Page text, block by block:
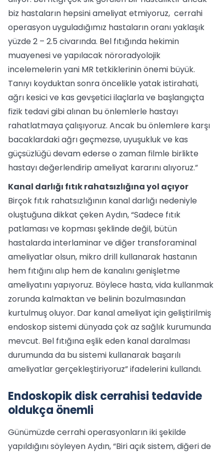
biz hastaların hepsini ameliyat etmiyoruz, cerrahi
operasyon uyguladığımız hastaların oranı yaklaşık
yüzde 2 – 2.5 civarında. Bel fıtığında hekimin
muayenesi ve yapılacak nöroradyolojik
incelemelerin yani MR tetkiklerinin önemi büyük.
Tanıyı koyduktan sonra öncelikle yatak istirahati,
ağrı kesici ve kas gevşetici ilaçlarla ve başlangıçta
fizik tedavi gibi alınan bu önlemlerle hastayı
rahatlatmaya çalışıyoruz. Ancak bu önlemlere karşı
bacaklardaki ağrı geçmezse, uyuşukluk ve kas
güçsüzlüğü devam ederse o zaman filmle birlikte
hastayı değerlendirip ameliyat kararını alıyoruz.”
Kanal darlığı fıtık rahatsızlığına yol açıyor
Birçok fıtık rahatsızlığının kanal darlığı nedeniyle
oluştuğuna dikkat çeken Aydın, “Sadece fıtık
patlaması ve kopması şeklinde değil, bütün
hastalarda interlaminar ve diğer transforaminal
ameliyatlar olsun, mikro drill kullanarak hastanın
hem fıtığını alıp hem de kanalını genişletme
ameliyatını yapıyoruz. Böylece hasta, vida kullanmak
zorunda kalmaktan ve belinin bozulmasından
kurtulmuş oluyor. Dar kanal ameliyat için geliştirilmiş
endoskop sistemi dünyada çok az sağlık kurumunda
mevcut. Bel fıtığına eşlik eden kanal daralması
durumunda da bu sistemi kullanarak başarılı
ameliyatlar gerçekleştiriyoruz” ifadelerini kullandı.
Endoskopik disk cerrahisi tedavide
oldukça önemli
Günümüzde cerrahi operasyonların iki şekilde
yapıldığını söyleyen Aydın, “Biri açık sistem, diğeri de